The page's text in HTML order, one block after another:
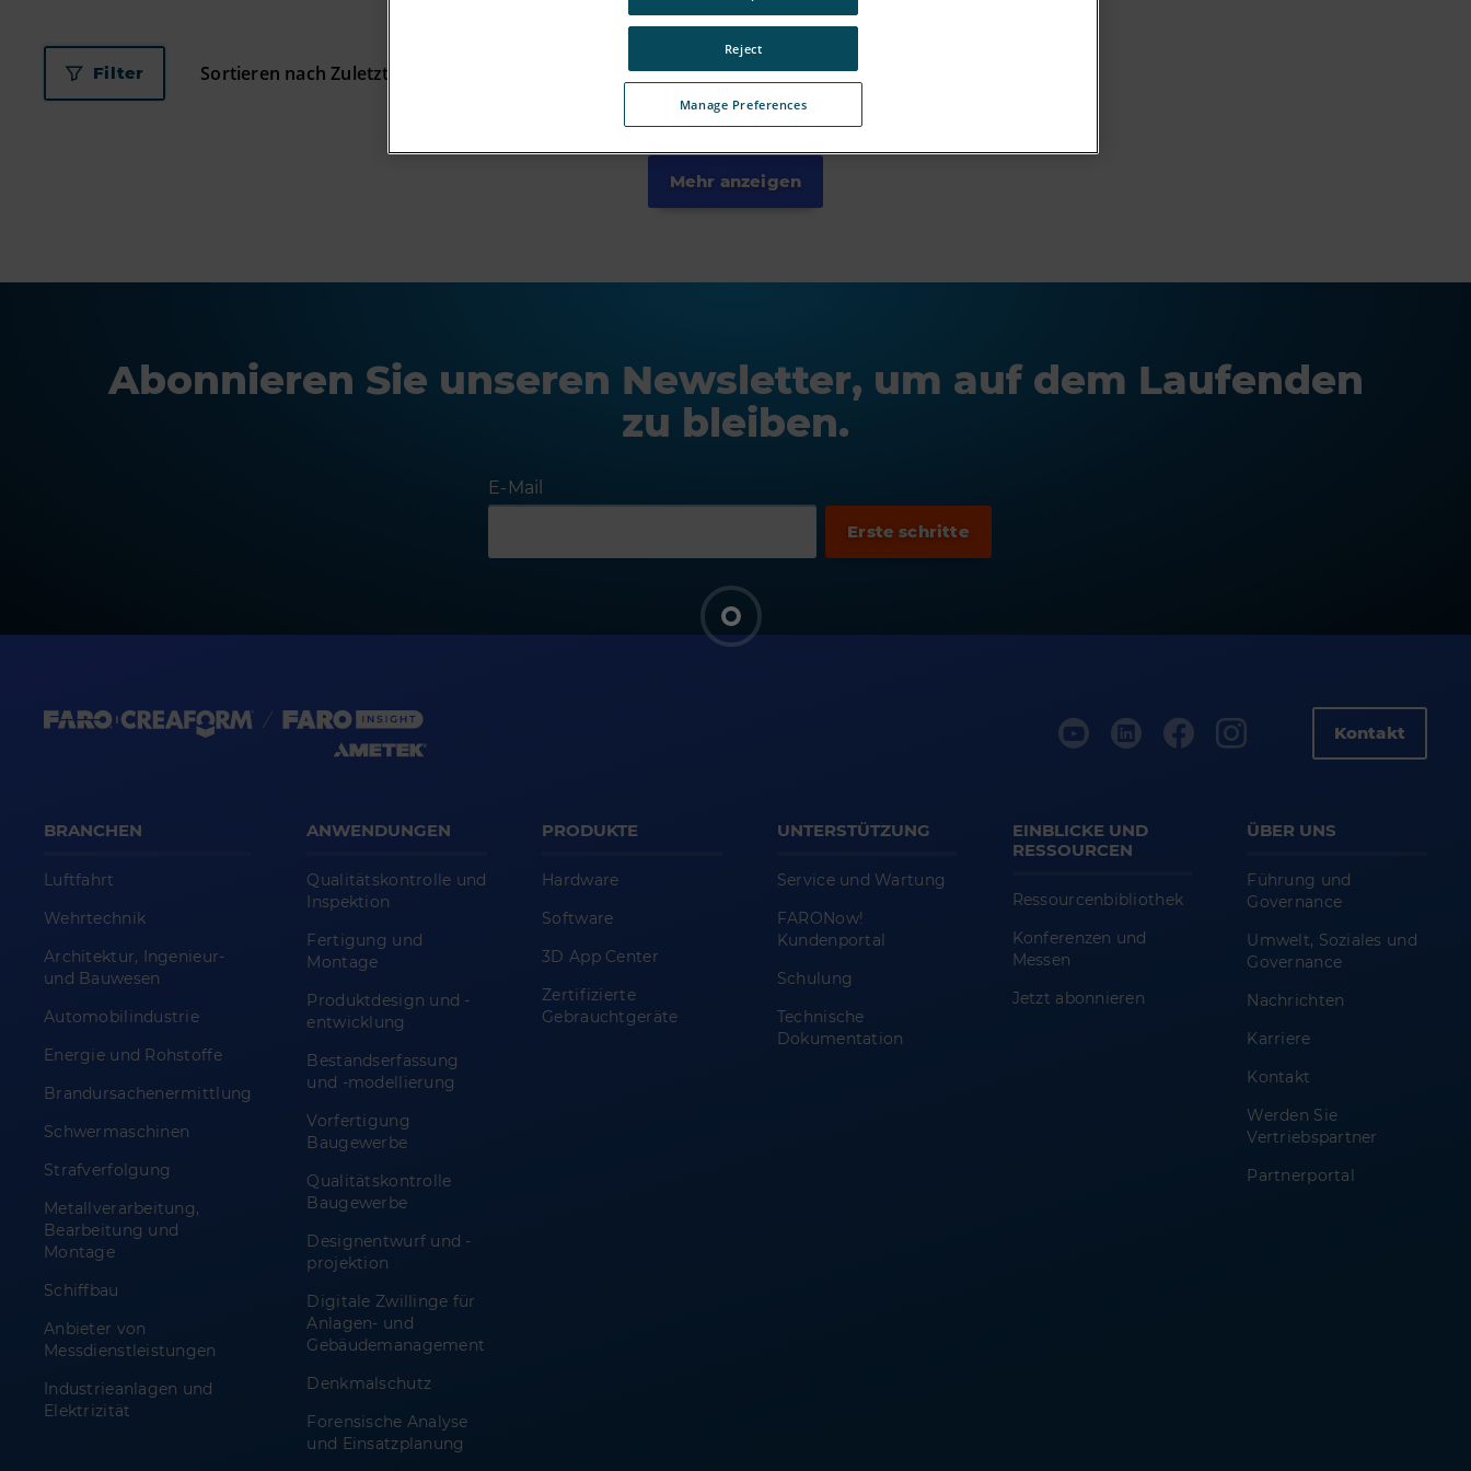
Filter
Mehr anzeigen
Abonnieren Sie unseren Newsletter, um auf dem Laufenden
zu bleiben.
E-Mail
Kontakt
BRANCHEN
Luftfahrt
Wehrtechnik
Architektur, Ingenieur-
und Bauwesen
Automobilindustrie
Energie und Rohstoffe
Brandursachenermittlung
Schwermaschinen
Strafverfolgung
Metallverarbeitung,
Bearbeitung und
Montage
Schiffbau
Anbieter von
Messdienstleistungen
Industrieanlagen und
Elektrizität
ANWENDUNGEN
Qualitätskontrolle und
Inspektion
Fertigung und
Montage
Produktdesign und -
entwicklung
Bestandserfassung
und -modellierung
Vorfertigung
Baugewerbe
Qualitätskontrolle
Baugewerbe
Designentwurf und -
projektion
Digitale Zwillinge für
Anlagen- und
Gebäudemanagement
Denkmalschutz
Forensische Analyse
und Einsatzplanung
PRODUKTE
Hardware
Software
3D App Center
Zertifizierte
Gebrauchtgeräte
UNTERSTÜTZUNG
Service und Wartung
FARONow!
Kundenportal
Schulung
Technische
Dokumentation
EINBLICKE UND
RESSOURCEN
Ressourcenbibliothek
Konferenzen und
Messen
Jetzt abonnieren
ÜBER UNS
Führung und
Governance
Umwelt, Soziales und
Governance
Nachrichten
Karriere
Kontakt
Werden Sie
Vertriebspartner
Partnerportal
Manage Preferences
Reject